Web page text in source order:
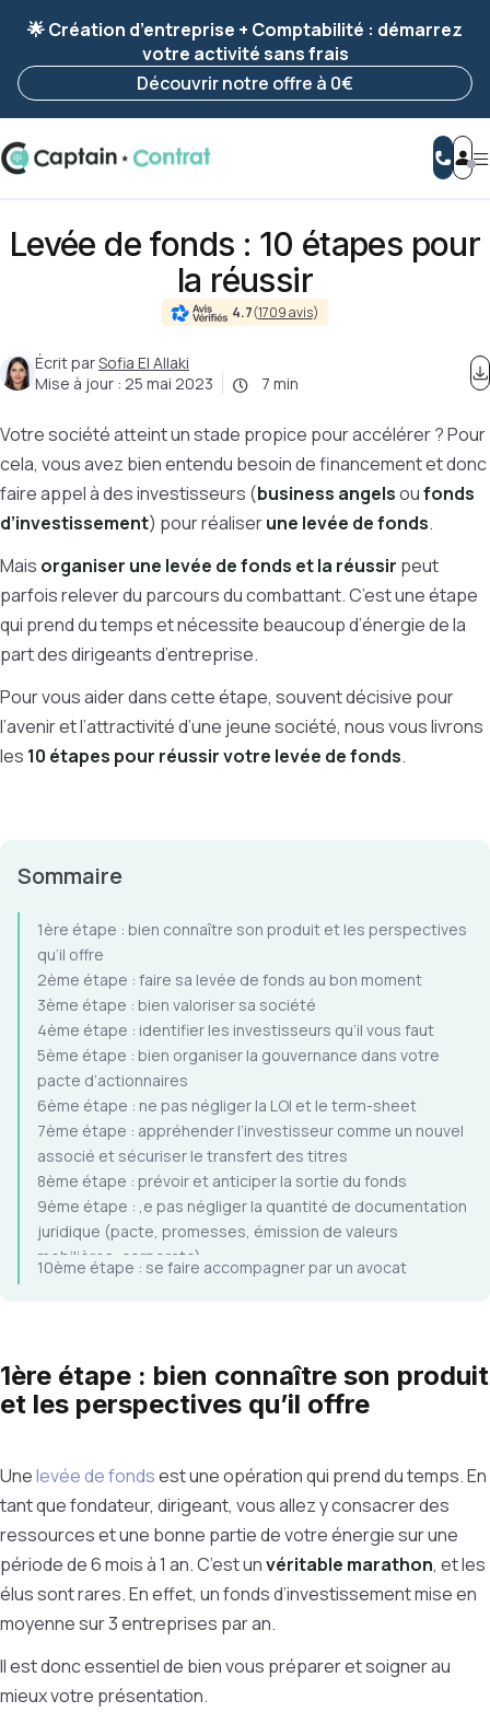
enregistrée 🚀
Reprendre ma démarche
🌟 Création d’entreprise + Comptabilité : démarrez
votre activité sans frais
Découvrir notre offre à 0€
Levée de fonds : 10 étapes pour
la réussir
4.7(1709 avis)
Écrit parSofia El Allaki
Mise à jour : 25 mai 2023 7 min
Votre société atteint un stade propice pour accélérer ? Pour
cela, vous avez bien entendu besoin de financement et donc
faire appel à des investisseurs (business angelsoufonds
d’investissement) pour réaliserune levée de fonds.
Mais organiser une levée de fonds et la réussir peut
parfois relever du parcours du combattant. C’est une étape
qui prend du temps et nécessite beaucoup d’énergie de la
part des dirigeants d’entreprise.
Pour vous aider dans cette étape, souvent décisive pour
l’avenir et l’attractivité d’une jeune société, nous vous livrons
les 10 étapes pour réussir votre levée de fonds.
Sommaire
1ère étape : bien connaître son produit et les perspectives
qu’il offre
2ème étape : faire sa levée de fonds au bon moment
3ème étape : bien valoriser sa société
4ème étape : identifier les investisseurs qu’il vous faut
5ème étape : bien organiser la gouvernance dans votre
pacte d’actionnaires
6ème étape : ne pas négliger la LOI et le term-sheet
7ème étape : appréhender l’investisseur comme un nouvel
associé et sécuriser le transfert des titres
8ème étape : prévoir et anticiper la sortie du fonds
9ème étape : ,e pas négliger la quantité de documentation
juridique (pacte, promesses, émission de valeurs
mobilières, corporate)
10ème étape : se faire accompagner par un avocat
1ère étape : bien connaître son produit
et les perspectives qu’il offre
Unelevée de fondsest une opération qui prend du temps. En
tant que fondateur, dirigeant, vous allez y consacrer des
ressources et une bonne partie de votre énergie sur une
période de 6 mois à 1 an. C’est unvéritable marathon, et les
élus sont rares. En effet, un fonds d’investissement mise en
moyenne sur 3 entreprises par an.
Il est donc essentiel de bien vous préparer et soigner au
mieux votre présentation.